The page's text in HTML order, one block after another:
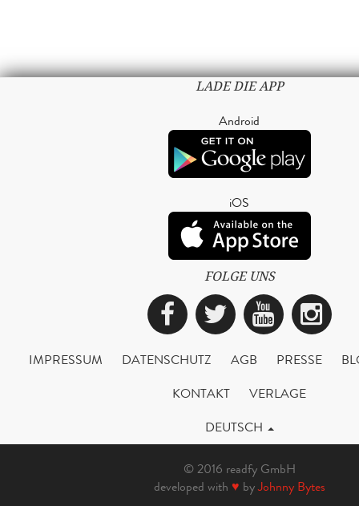
LADE DIE APP
Android
iOS
FOLGE UNS
Facebook
Twitter
IMPRESSUM DATENSCHUTZ AGB PRESSE
KONTAKT
VERLAGE
DEUTSCH
© 2016 readfy GmbH
developed with ♥ byJohnny Bytes